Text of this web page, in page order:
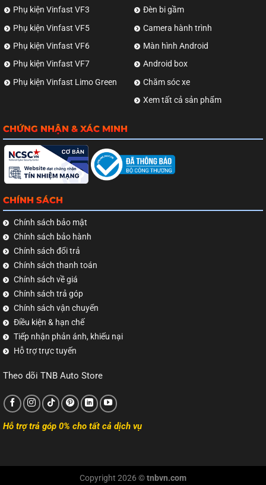
Phụ kiện Vinfast VF3
Phụ kiện Vinfast VF5
Phụ kiện Vinfast VF6
Phụ kiện Vinfast VF7
Phụ kiện Vinfast Limo Green
Đèn bi gầm
Camera hành trình
Màn hình Android
Android box
Chăm sóc xe
Xem tất cả sản phẩm
CHỨNG NHẬN & XÁC MINH
CHÍNH SÁCH
Chính sách bảo mật
Chính sách bảo hành
Chính sách đổi trả
Chính sách thanh toán
Chính sách về giá
Chính sách trả góp
Chính sách vận chuyển
Điều kiện & hạn chế
Tiếp nhận phản ánh, khiếu nại
Hỗ trợ trực tuyến
Theo dõi TNB Auto Store
Hỗ trợ trả góp 0% cho tất cả dịch vụ
Copyright 2026 ©tnbvn.com